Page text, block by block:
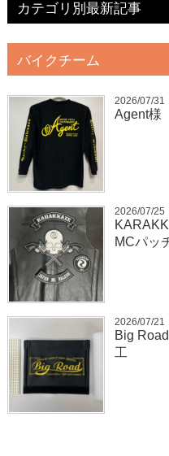
カテゴリ別最新記事
バイクチーム
2026/07/31
Agent様
2026/07/25
MCパッ
2026/07/21
Big
工